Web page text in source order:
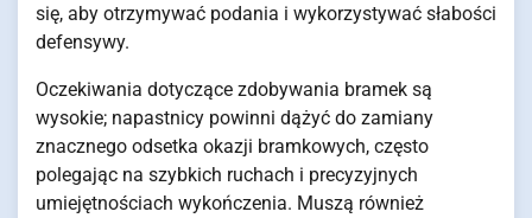
się, aby otrzymywać podania i wykorzystywać słabości
defensywy.
Oczekiwania dotyczące zdobywania bramek są
wysokie; napastnicy powinni dążyć do zamiany
znacznego odsetka okazji bramkowych, często
polegając na szybkich ruchach i precyzyjnych
umiejętnościach wykończenia. Muszą również